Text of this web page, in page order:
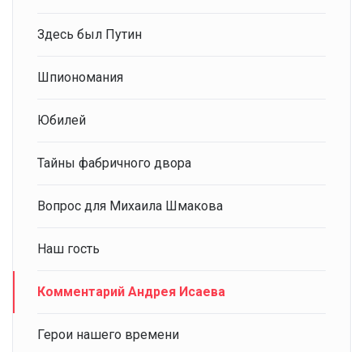
Здесь был Путин
Шпиономания
Юбилей
Тайны фабричного двора
Вопрос для Михаила Шмакова
Наш гость
Комментарий Андрея Исаева
Герои нашего времени